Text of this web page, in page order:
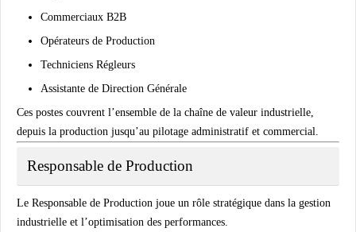
Commerciaux B2B
Opérateurs de Production
Techniciens Régleurs
Assistante de Direction Générale
Ces postes couvrent l’ensemble de la chaîne de valeur industrielle,
depuis la production jusqu’au pilotage administratif et commercial.
Responsable de Production
Le Responsable de Production joue un rôle stratégique dans la gestion
industrielle et l’optimisation des performances.